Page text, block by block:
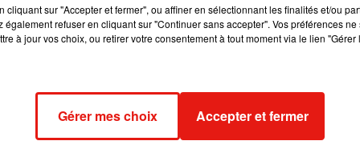
l’absurdité d’un système auquel le maire répond par un
de dénoncer une «
nos confrères, le secteur entier est dépourvu de garde
cliquant sur "Accepter et fermer", ou affiner en sélectionnant les finalités et/ou
également refuser en cliquant sur "Continuer sans accepter". Vos préférences
à jour vos choix, ou retirer votre consentement à tout moment via le lien
Gérer mes choix Accepter et fermer